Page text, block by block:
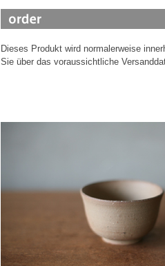
Dieses Produkt wird normalerweise
Sie über das voraussichtliche